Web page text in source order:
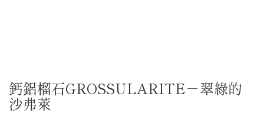
鈣鋁榴石GROSSULARITE－翠綠的
沙弗萊